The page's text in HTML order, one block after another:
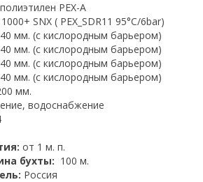
PEX-A
SNX ( PEX_SDR11 95°C/6bar)
40 мм. (с кислородным барьером)
40 мм. (с кислородным барьером)
40 мм. (с кислородным барьером)
40 мм. (с кислородным барьером)
мм.
водоснабжение
от 1 м. п.
бухты: 100 м.
Россия